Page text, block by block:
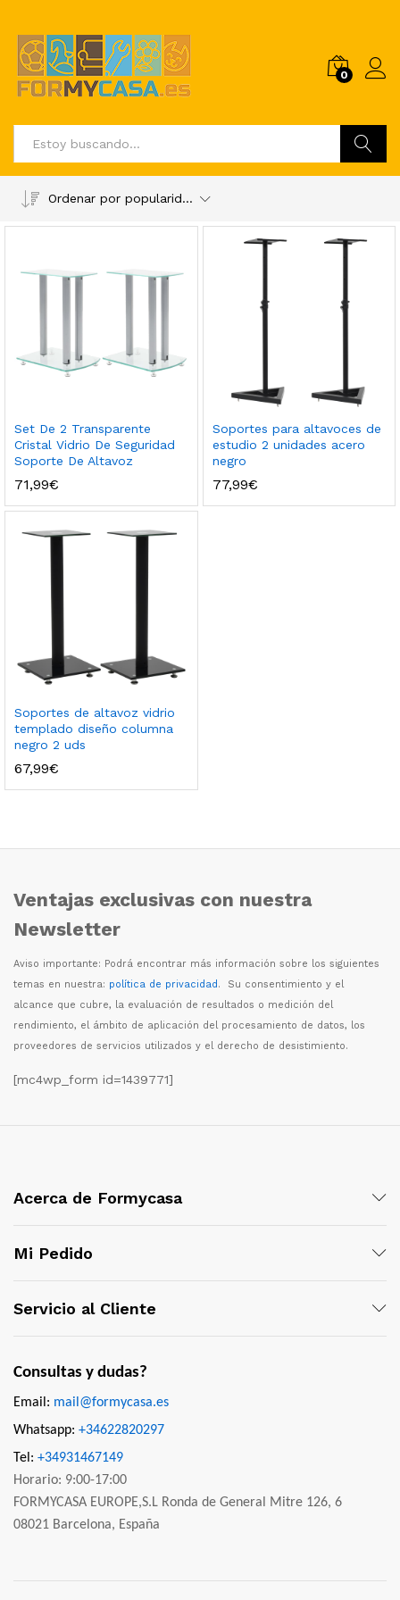
0
Ordenar por popularidad
Set De 2 Transparente
Cristal Vidrio De Seguridad
Soporte De Altavoz
71,99€
Soportes para altavoces de
estudio 2 unidades acero
negro
77,99€
Soportes de altavoz vidrio
templado diseño columna
negro 2 uds
67,99€
Ventajas exclusivas con nuestra
Newsletter
Aviso importante: Podrá encontrar más información sobre los siguientes
temas en nuestra: política de privacidad. Su consentimiento y el
alcance que cubre, la evaluación de resultados o medición del
rendimiento, el ámbito de aplicación del procesamiento de datos, los
proveedores de servicios utilizados y el derecho de desistimiento.
[mc4wp_form id=1439771]
Acerca de Formycasa
Mi Pedido
Servicio al Cliente
Consultas y dudas?
Email: mail@formycasa.es
Whatsapp: +34622820297
Tel: +34931467149
Horario: 9:00-17:00
FORMYCASA EUROPE,S.L Ronda de General Mitre 126, 6
08021 Barcelona, España